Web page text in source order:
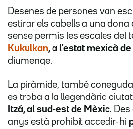
Desenes de persones van
estirar els cabells a una dona
sense permís les escales del
Kukulkan, a l'estat mexicà de
diumenge.
La piràmide, també coneguda
es troba a la llegendària
Itzá, al sud-est de Mèxic.
anys està prohibit accedir-hi